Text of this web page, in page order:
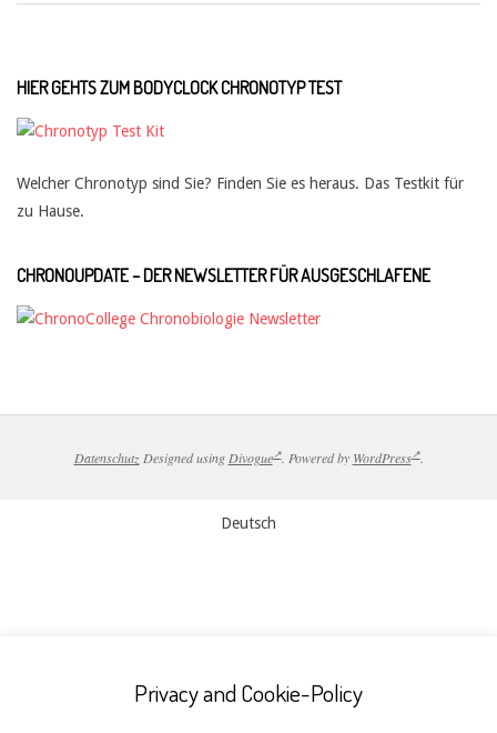
HIER GEHTS ZUM BODYCLOCK CHRONOTYP TEST
Welcher Chronotyp sind Sie? Finden Sie es heraus. Das Testkit für
zu Hause.
CHRONOUPDATE – DER NEWSLETTER FÜR AUSGESCHLAFENE
DatenschutzDesigned using Divogue . Powered by WordPress .
Privacy and Cookie-Policy
Deutsch